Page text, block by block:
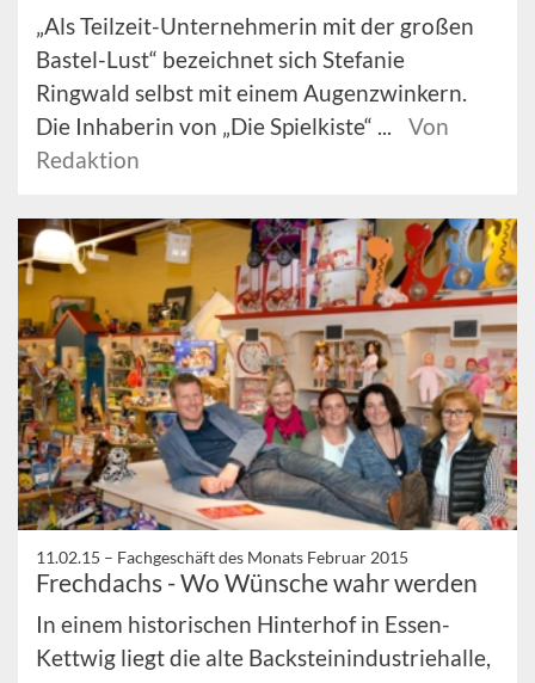
„Als Teilzeit-Unternehmerin mit der großen
Bastel-Lust“ bezeichnet sich Stefanie
Ringwald selbst mit einem Augenzwinkern.
Die Inhaberin von „Die Spielkiste“ ...
Von
Redaktion
11.02.15 – Fachgeschäft des Monats Februar 2015
Frechdachs - Wo Wünsche wahr werden
In einem historischen Hinterhof in Essen-
Kettwig liegt die alte Backsteinindustriehalle,